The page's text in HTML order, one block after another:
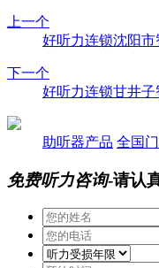
上一个
好听力连锁沈阳市
下一个
好听力连锁甘井
助听器产品 全国
免费听力咨询-请认